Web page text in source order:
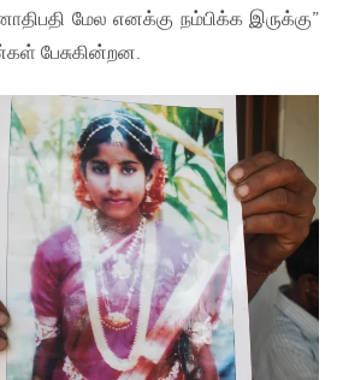
மேல எனக்கு நம்பிக்க இருக்கு”
பேசுகின்றன.